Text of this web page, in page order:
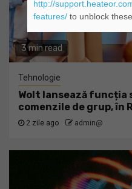
3 min read
Tehnologie
Wolt lansează
comenzile de grup, în
2 zile ago admin@
http://
features/to unblock these.